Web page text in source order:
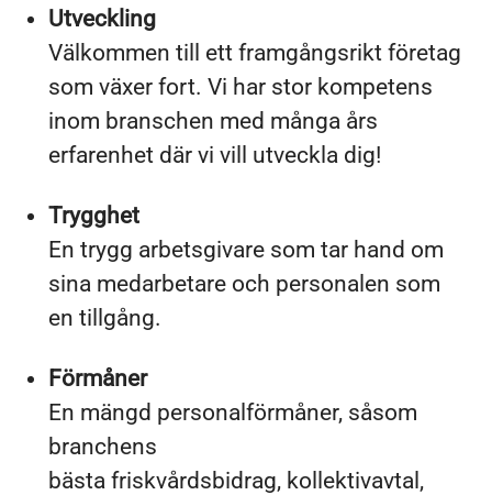
Utveckling
Välkommen till ett framgångsrikt företag
som växer fort. Vi har stor kompetens
inom branschen med många års
erfarenhet där vi vill utveckla dig!
Trygghet
En trygg arbetsgivare som tar hand om
sina medarbetare och personalen som
en tillgång.
Förmåner
En mängd personalförmåner, såsom
branchens
bästa friskvårdsbidrag, kollektivavtal,